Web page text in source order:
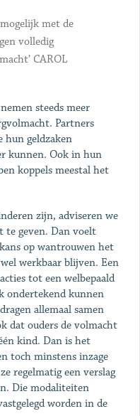
met de
volledig
CAROL
steeds meer
Partners
hun geldzaken
kunnen. Ook in hun
koppels meestal het
zijn, adviseren we
te geven. Dan voelt
op wantrouwen het
werkbaar blijven. Een
tot een welbepaald
ondertekend kunnen
allemaal samen
dat ouders de volmacht
kind. Dan is het
toch minstens in­zage
regelmatig een verslag
Die modaliteiten
worden in de